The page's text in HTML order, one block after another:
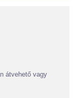
átvehető vagy